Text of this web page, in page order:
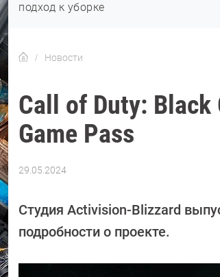
подход к уборке
Новости
Call of Duty: Black
Game Pass
29.05.2024
Довлатова
Студия Activision-Blizzard
подробности о проекте.